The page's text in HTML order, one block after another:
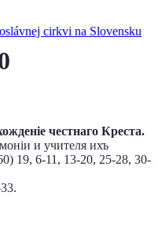
честнаго Креста.
и учителя ихъ
19, 6-11, 13-20, 25-28, 30-